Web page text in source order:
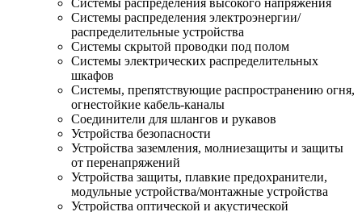
Системы распределения высокого напряжения
Системы распределения электроэнергии/
распределительные устройства
Системы скрытой проводки под полом
Системы электрических распределительных
шкафов
Системы, препятствующие распространению огня,
огнестойкие кабель-каналы
Соединители для шлангов и рукавов
Устройства безопасности
Устройства заземления, молниезащиты и защиты
от перенапряжений
Устройства защиты, плавкие предохранители,
модульные устройства/монтажные устройства
Устройства оптической и акустической